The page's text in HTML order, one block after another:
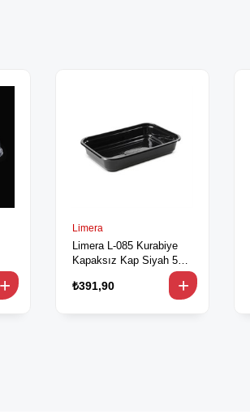
Limera
Limera L-085 Kurabiye
Kapaksız Kap Siyah 500
₺391,90